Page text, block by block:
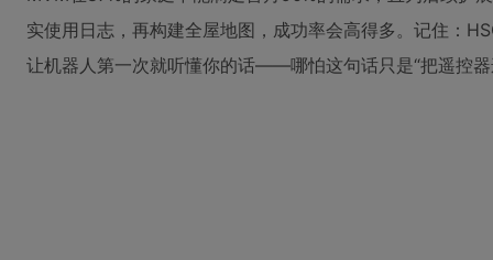
实使用日志，再构建全屋地图，成功率会高得多。记住：
让机器人第一次就听懂你的话——哪怕这句话只是“把遥控器